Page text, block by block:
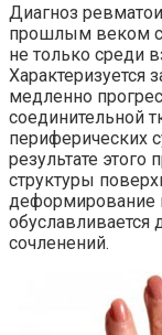
Диагноз
прошлым веком
не только среди
Характеризуется
медленно
соединительной
периферических
результате этого
структуры
деформирование
сочленений.